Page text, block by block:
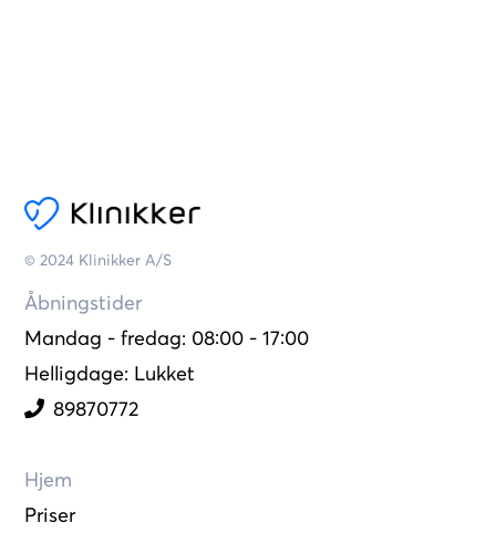
© 2024 Klinikker A/S
Åbningstider
Mandag - fredag: 08:00 - 17:00
Helligdage: Lukket
89870772
Hjem
Priser